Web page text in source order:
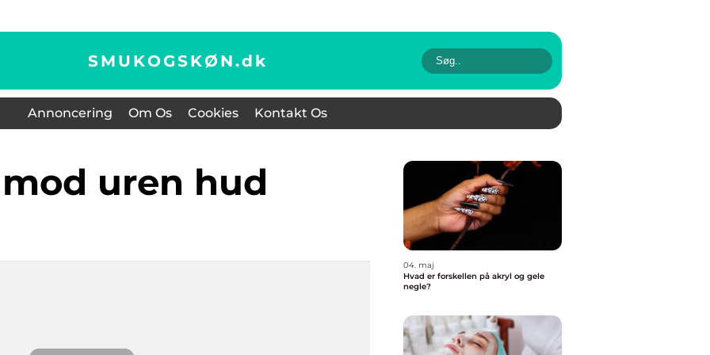
SMUKOGSKØN.dk
Annoncering Om Os Cookies Kontakt Os
mod uren hud
04. maj
Hvad er forskellen på akryl og gele
negle?